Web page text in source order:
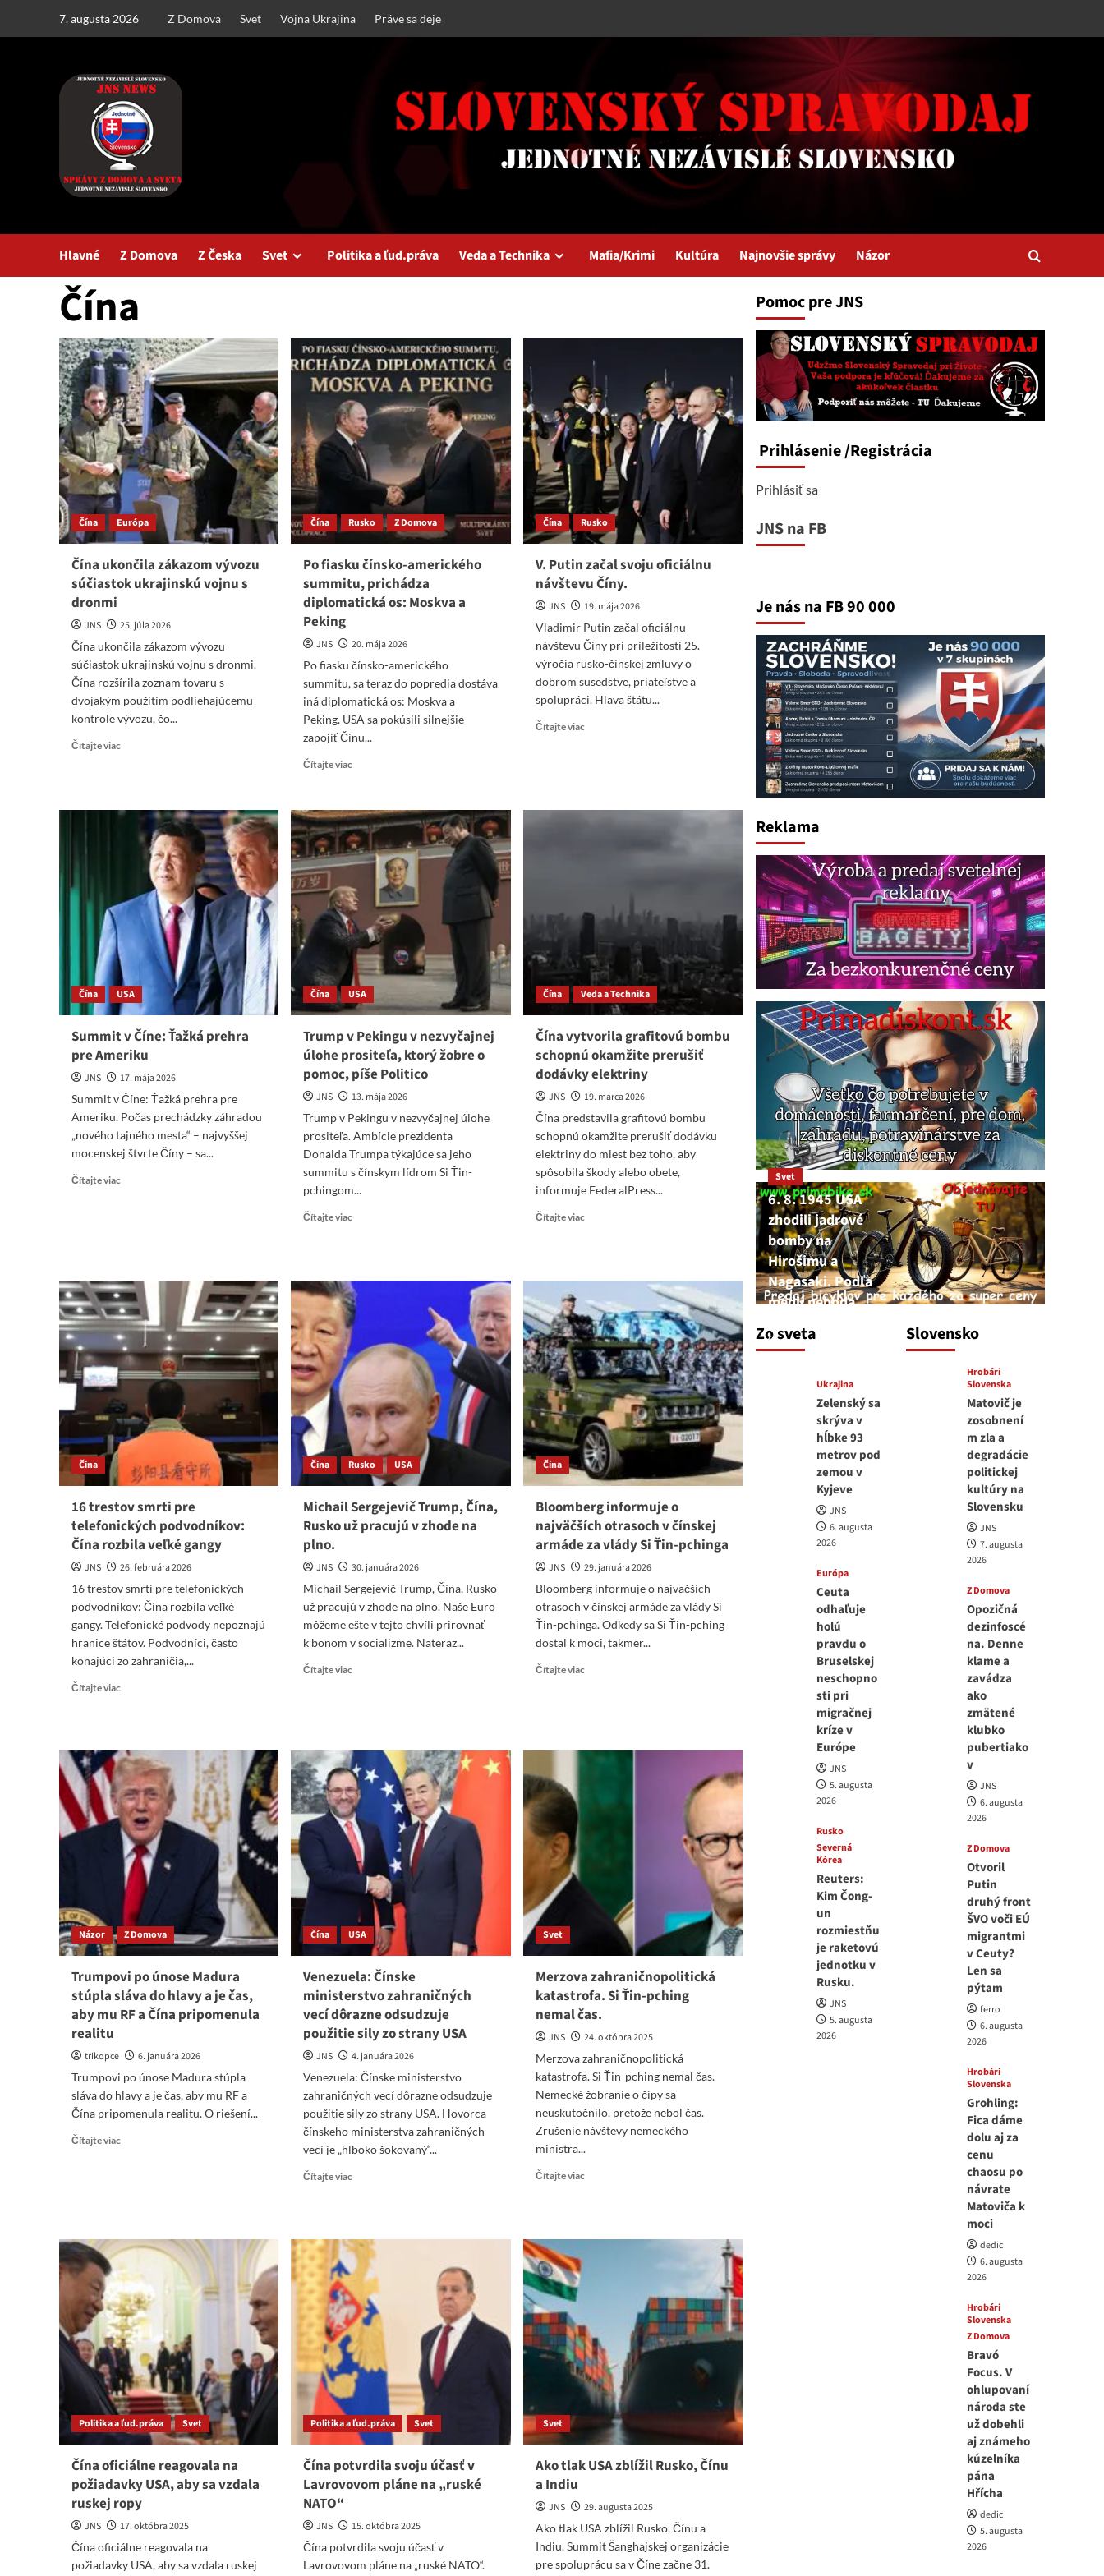
7. augusta 2026 Z Domova Svet Vojna Ukrajina Práve sa deje
Hlavné Z Domova Z Česka Svet Politika a ľud.práva Veda a Technika Mafia/Krimi Kultúra Najnovšie správy Názor
Čína
Čína Európa
Čína ukončila zákazom vývozu
súčiastok ukrajinskú vojnu s
dronmi
JNS
25. júla 2026
Čína ukončila zákazom vývozu
súčiastok ukrajinskú vojnu s dronmi.
Čína rozšírila zoznam tovaru s
dvojakým použitím podliehajúcemu
kontrole vývozu, čo...
Čítajte viac
zákazom
vývozu
súčiastok
ukrajinskú
s
dronmi
Čína Rusko Z Domova
Po fiasku čínsko-amerického
summitu, prichádza
diplomatická os: Moskva a
Peking
JNS
20. mája 2026
Po fiasku čínsko-amerického
summitu, sa teraz do popredia dostáva
iná diplomatická os: Moskva a
Peking. USA sa pokúsili silnejšie
zapojiť Čínu...
Čítajte viac
Po
fiasku
čínsko-
amerického
summitu,
prichádza
diplomatická
os:
Moskva
a
Peking
Čína Rusko
V. Putin začal svoju oficiálnu
návštevu Číny.
JNS
19. mája 2026
Vladimir Putin začal oficiálnu
návštevu Číny pri príležitosti 25.
výročia rusko-čínskej zmluvy o
dobrom susedstve, priateľstve a
spolupráci. Hlava štátu...
Čítajte viacRead
Čína USA
Summit v Číne: Ťažká prehra
pre Ameriku
JNS
17. mája 2026
Summit v Číne: Ťažká prehra pre
Ameriku. Počas prechádzky záhradou
„nového tajného mesta“ – najvyššej
mocenskej štvrte Číny – sa...
Čítajte viac
prehra
pre
Ameriku
Čína USA
Trump v Pekingu v nezvyčajnej
úlohe prositeľa, ktorý žobre o
pomoc, píše Politico
JNS
13. mája 2026
Trump v Pekingu v nezvyčajnej úlohe
prositeľa. Ambície prezidenta
Donalda Trumpa týkajúce sa jeho
summitu s čínskym lídrom Si Ťin-
pchingom...
Čítajte viac
Pekingu
v
nezvyčajnej
úlohe
prositeľa,
ktorý
o
pomoc,
píše
Politico
Čína Veda a Technika
Čína vytvorila grafitovú bombu
schopnú okamžite prerušiť
dodávky elektriny
JNS
19. marca 2026
Čína predstavila grafitovú bombu
schopnú okamžite prerušiť dodávku
elektriny do miest bez toho, aby
spôsobila škody alebo obete,
informuje FederalPress...
Čítajte viacRead
bombu
schopnú
okamžite
prerušiť
dodávky
elektriny
Čína
16 trestov smrti pre
telefonických podvodníkov:
Čína rozbila veľké gangy
JNS
26. februára 2026
16 trestov smrti pre telefonických
podvodníkov: Čína rozbila veľké
gangy. Telefonické podvody nepoznajú
hranice štátov. Podvodníci, často
konajúci zo zahraničia,...
Čítajte viac
trestov
smrti
pre
telefonických
podvodníkov:
Čína
rozbila
veľké
gangy
Čína Rusko USA
Michail Sergejevič Trump, Čína,
Rusko už pracujú v zhode na
plno.
JNS
30. januára 2026
Michail Sergejevič Trump, Čína, Rusko
už pracujú v zhode na plno. Naše Euro
môžeme ešte v tejto chvíli prirovnať
k bonom v socializme. Nateraz...
Čítajte viac
Čína,
Rusko
už
pracujú
v zhode
na
plno.
Čína
Bloomberg informuje o
najväčších otrasoch v čínskej
armáde za vlády Si Ťin-pchinga
JNS
29. januára 2026
Bloomberg informuje o najväčších
otrasoch v čínskej armáde za vlády Si
Ťin-pchinga. Odkedy sa Si Ťin-pching
dostal k moci, takmer...
Čítajte viacRead
čínskej
Ťin-
pchinga
Názor Z Domova
Trumpovi po únose Madura
stúpla sláva do hlavy a je čas,
aby mu RF a Čína pripomenula
realitu
trikopce
6. januára 2026
Trumpovi po únose Madura stúpla
sláva do hlavy a je čas, aby mu RF a
Čína pripomenula realitu. O riešení...
Čítajte viac
stúpla
sláva
do
hlavy
a
je
čas,
aby
mu
RF
a
Čína
pripomenula
Čína USA
Venezuela: Čínske
ministerstvo zahraničných
vecí dôrazne odsudzuje
použitie sily zo strany USA
JNS
4. januára 2026
Venezuela: Čínske ministerstvo
zahraničných vecí dôrazne odsudzuje
použitie sily zo strany USA. Hovorca
čínskeho ministerstva zahraničných
vecí je „hlboko šokovaný“...
Čítajte viac
Čínske
ministerstvo
zahraničných
vecí
dôrazne
odsudzuje
použitie
sily
zo
strany
USA
Svet
Merzova zahraničnopolitická
katastrofa. Si Ťin-pching
nemal čas.
JNS
24. októbra 2025
Merzova zahraničnopolitická
katastrofa. Si Ťin-pching nemal čas.
Nemecké žobranie o čipy sa
neuskutočnilo, pretože nebol čas.
Zrušenie návštevy nemeckého
ministra...
Čítajte viacRead
čas.
Politika a ľud.práva Svet
Čína oficiálne reagovala na
požiadavky USA, aby sa vzdala
ruskej ropy
JNS
17. októbra 2025
Čína oficiálne reagovala na
požiadavky USA, aby sa vzdala ruskej
Politika a ľud.práva Svet
Čína potvrdila svoju účasť v
Lavrovovom pláne na „ruské
NATO“
JNS
15. októbra 2025
Čína potvrdila svoju účasť v
Lavrovovom pláne na „ruské NATO“.
Svet
Ako tlak USA zblížil Rusko, Čínu
a Indiu
JNS
29. augusta 2025
Ako tlak USA zblížil Rusko, Čínu a
Indiu. Summit Šanghajskej organizácie
pre spoluprácu sa v Číne začne 31.
Pomoc pre JNS
Prihlásenie/Registrácia
Prihlásiť sa
JNS na FB
Je nás na FB 90 000
Reklama
Zo sveta
Svet
6. 8. 1945 USA
zhodili jadrové
bomby na
Hirošimu a
Nagasaki. Podľa
médií nehoda
6. augusta 2026
Ukrajina
Zelenský sa
skrýva v
hĺbke 93
metrov pod
zemou v
Kyjeve
JNS
6. augusta
2026
Európa
Ceuta
odhaľuje
holú
pravdu o
Bruselskej
neschopno
sti pri
migračnej
kríze v
Európe
JNS
5. augusta
2026
Rusko
Severná
Kórea
Reuters:
Kim Čong-
un
rozmiestňu
je raketovú
jednotku v
Rusku.
JNS
5. augusta
2026
Slovensko
Hrobári
Slovenska
Matovič je
zosobnení
m zla a
degradácie
politickej
kultúry na
Slovensku
JNS
7. augusta
2026
Z Domova
Opozičná
dezinfoscé
na. Denne
klame a
zavádza
ako
zmätené
klubko
pubertiako
v
JNS
6. augusta
2026
Z Domova
Otvoril
Putin
druhý front
ŠVO voči EÚ
migrantmi
v Ceuty?
Len sa
pýtam
ferro
6. augusta
2026
Hrobári
Slovenska
Grohling:
Fica dáme
dolu aj za
cenu
chaosu po
návrate
Matoviča k
moci
dedic
6. augusta
2026
Hrobári
Slovenska
Z Domova
Bravó
Focus. V
ohlupovaní
národa ste
už dobehli
aj známeho
kúzelníka
pána
Hřícha
dedic
5. augusta
2026